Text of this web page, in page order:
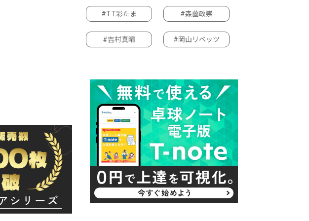
#T.T彩たま #森薗政崇
#吉村真晴 #岡山リベッツ